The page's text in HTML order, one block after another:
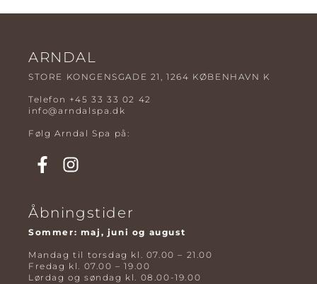
ARNDAL
STORE KONGENSGADE 21, 1264 KØBENHAVN K
Telefon +45 33 33 02 42
info@arndalspa.dk
Følg Arndal Spa på:
Åbningstider
Sommer: maj, juni og august
Mandag til torsdag kl. 07.00 – 21.00
Fredag kl. 07.00 – 19.00
Lørdag og søndag kl. 08.00-19.00